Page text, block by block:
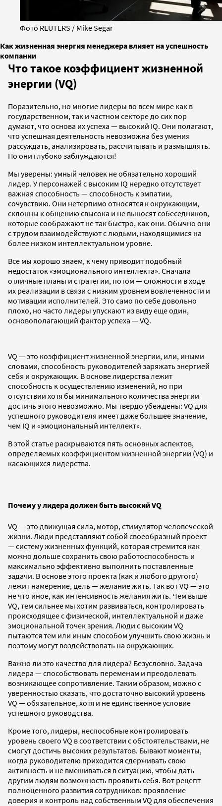
Фото REUTERS / Mike Segar
Как жизненная энергия менеджера влияет на успешность
компании
Что такое коэффициент жизненной
энергии (VQ)
Поразительно, но многие лидеры во всем мире как в
государственном, так и частном секторе до сих пор
думают, что основа их успеха — высокий IQ. Они полагают,
что успешная деятельность невозможна без умения
рассуждать, анализировать, рассчитывать и размышлять.
Но они глубоко заблуждаются!
Мы уверены: умный человек не обязательно хороший
лидер. У персонажей с высоким IQ нередко отсутствует
важная способность — способность к эмпатии,
сочувствию. Они нетерпимо относятся к окружающим,
склонны к общению свысока и не выносят собеседников,
которые соображают не так быстро, как они. Обычно они
с трудом взаимодействуют с людьми, находящимися на
более низком интеллектуальном уровне.
Все мы хорошо знаем, к чему приводит подобный
недостаток «эмоционального интеллекта». Сначала
отличные планы и стратегии, потом — сложности в ходе
их реализации в связи с низким уровнем вовлеченности и
мотивации исполнителей. Это само по себе довольно
плохо, но часто лидеры упускают из виду еще один,
основополагающий фактор успеха — VQ.
VQ — это коэффициент жизненной энергии, или, иными
словами, способность руководителей заряжать энергией
себя и окружающих. В основе лидерства лежит
способность к осуществлению изменений, но при
отсутствии хотя бы минимального количества энергии
достичь этого невозможно. Мы твердо убеждены: VQ для
успешного руководителя имеет даже большее значение,
чем IQ и «эмоциональный интеллект».
В этой статье раскрываются пять основных аспектов,
определяемых коэффициентом жизненной энергии (VQ) и
касающихся лидерства.
Почему у лидера должен быть высокий VQ
VQ — это движущая сила, мотор, стимулятор человеческой
жизни. Люди представляют собой своеобразный проект
— систему жизненных функций, которая стремится как
можно дольше сохранить свою работоспособность и
максимально эффективно выполнить поставленные
задачи. В основе этого проекта (как и любого другого)
лежит намерение, цель — желание жить. Так вот VQ — это
не что иное, как интенсивность желания жить. Чем выше
VQ, тем сильнее мы хотим развиваться, контролировать
происходящее с физической, интеллектуальной и даже
эмоциональной точек зрения. Люди с высоким VQ
пытаются тем или иным способом улучшить свою жизнь и
поэтому могут воздействовать на окружающих.
Важно ли это качество для лидера? Безусловно. Задача
лидера — способствовать переменам и преодолевать
возникающее сопротивление. Таким образом, можно с
уверенностью сказать, что достаточно высокий уровень
VQ — обязательное, хотя и не единственное условие
успешного руководства.
Кроме того, лидеры, неспособные контролировать
уровень своего VQ в соответствии с обстоятельствами, не
смогут достичь высоких результатов. Бывают моменты,
когда руководителю приходится сдерживать свою
активность и не вмешиваться в ситуацию, чтобы дать
другим людям возможность проявить себя. Вот рецепт
полноценного развития сотрудников: проявление
доверия и контроль над собственным VQ для обеспечения